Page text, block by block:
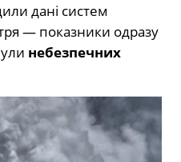
дані систем
— показники одразу
небезпечних